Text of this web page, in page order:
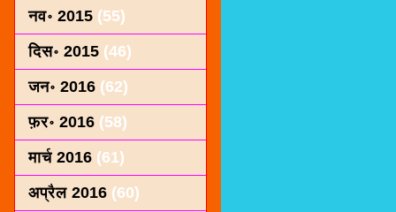
नव॰ 2015 (55)
दिस॰ 2015 (46)
जन॰ 2016 (62)
फ़र॰ 2016 (58)
मार्च 2016 (61)
अप्रैल 2016 (60)